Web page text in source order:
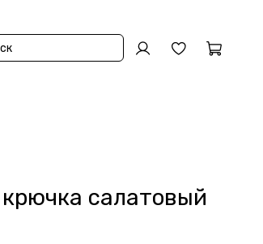
салатовый